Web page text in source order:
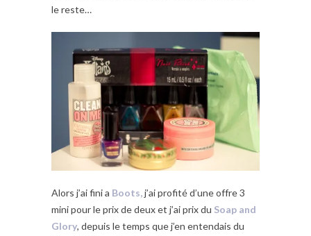
le reste…
Alors j’ai fini a Boots,j’ai profité d’une offre 3
mini pour le prix de deux et j’ai prix du Soap and
Glory, depuis le temps que j’en entendais du